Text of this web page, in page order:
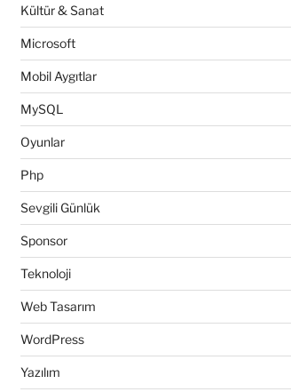
Kültür & Sanat
Microsoft
Mobil Aygıtlar
MySQL
Oyunlar
Php
Sevgili Günlük
Sponsor
Teknoloji
Web Tasarım
WordPress
Yazılım